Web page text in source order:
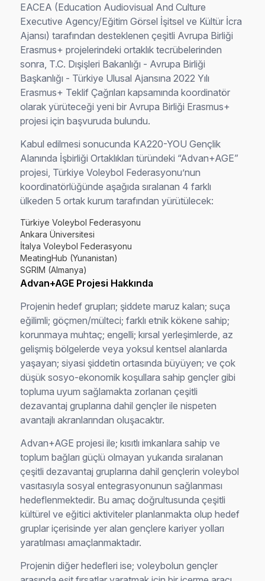
EACEA (Education Audiovisual And Culture
Executive Agency/Eğitim Görsel İşitsel ve Kültür İcra
Ajansı) tarafından desteklenen çeşitli Avrupa Birliği
Erasmus+ projelerindeki ortaklık tecrübelerinden
sonra, T.C. Dışişleri Bakanlığı - Avrupa Birliği
Başkanlığı - Türkiye Ulusal Ajansına 2022 Yılı
Erasmus+ Teklif Çağrıları kapsamında koordinatör
olarak yürüteceği yeni bir Avrupa Birliği Erasmus+
projesi için başvuruda bulundu.
Kabul edilmesi sonucunda KA220-YOU Gençlik
Alanında İşbirliği Ortaklıkları türündeki “Advan+AGE”
projesi, Türkiye Voleybol Federasyonu’nun
koordinatörlüğünde aşağıda sıralanan 4 farklı
ülkeden 5 ortak kurum tarafından yürütülecek:
Türkiye Voleybol Federasyonu
Ankara Üniversitesi
İtalya Voleybol Federasyonu
MeatingHub (Yunanistan)
SGRIM (Almanya)
Advan+AGE Projesi Hakkında
Projenin hedef grupları; şiddete maruz kalan; suça
eğilimli; göçmen/mülteci; farklı etnik kökene sahip;
korunmaya muhtaç; engelli; kırsal yerleşimlerde, az
gelişmiş bölgelerde veya yoksul kentsel alanlarda
yaşayan; siyasi şiddetin ortasında büyüyen; ve çok
düşük sosyo-ekonomik koşullara sahip gençler gibi
topluma uyum sağlamakta zorlanan çeşitli
dezavantaj gruplarına dahil gençler ile nispeten
avantajlı akranlarından oluşacaktır.
Advan+AGE projesi ile; kısıtlı imkanlara sahip ve
toplum bağları güçlü olmayan yukarıda sıralanan
çeşitli dezavantaj gruplarına dahil gençlerin voleybol
vasıtasıyla sosyal entegrasyonunun sağlanması
hedeflenmektedir. Bu amaç doğrultusunda çeşitli
kültürel ve eğitici aktiviteler planlanmakta olup hedef
gruplar içerisinde yer alan gençlere kariyer yolları
yaratılması amaçlanmaktadır.
Projenin diğer hedefleri ise; voleybolun gençler